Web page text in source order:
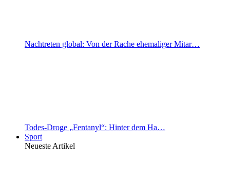
Nachtreten global: Von der Rache ehemaliger Mitar…
Todes-Droge „Fentanyl“: Hinter dem Ha…
Sport
Neueste Artikel